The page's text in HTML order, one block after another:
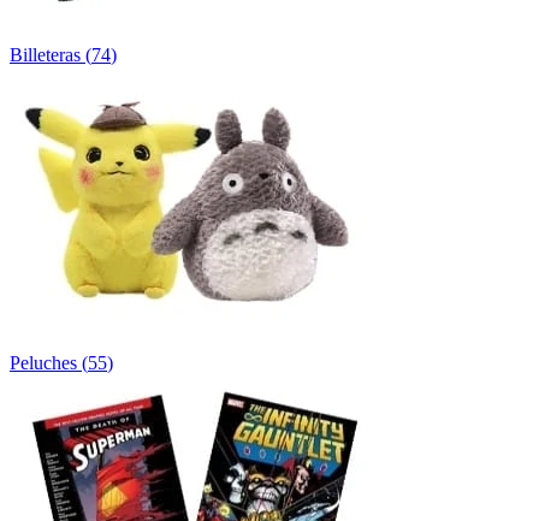
Billeteras (74)
Peluches (55)